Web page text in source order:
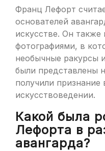
Франц Лефорт
основателей
искусстве. Он также
фотографиями, в
необычные ракурсы
были представлены
получили
искусствоведении.
Какой была
Лефорта в
авангарда?